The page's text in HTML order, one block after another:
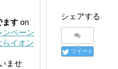
シェアする
ツイート
ます on
ンペーン
らイオン
ませ